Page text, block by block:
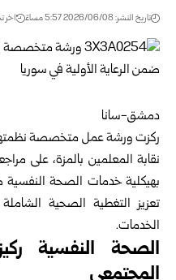
تاريخ النشر: 2026/06/08 5:57 مساءً اخر تحديث:
دمشق-سانا‏
ركزت ورشة عمل متخصصة
بهيكلية خدمات الصحة النفسية
تعزيز التغطية الصحية
الخدمات.‏
الصحة النفسية